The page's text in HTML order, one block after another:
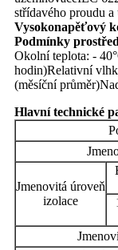
střídavého proudu a
Vysokonapěťový
Podmínky
Okolní teplota: -
hodin)Relativní
(měsíční průměr)
Hlavní technické
Jmenovitá úroveň
izolace